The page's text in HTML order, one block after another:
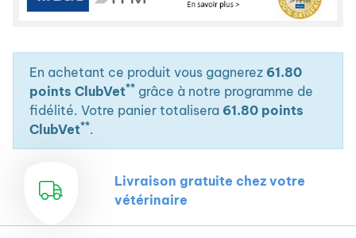
En achetant ce produit vous gagnerez 61.80
points ClubVet** grâce à notre programme de
fidélité. Votre panier totalisera 61.80 points
ClubVet**.
Livraison gratuite chez votre
vétérinaire